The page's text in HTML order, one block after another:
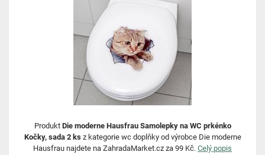
Produkt Die moderne Hausfrau Samolepky na WC prkénko
Kočky, sada 2 ksz kategorie wc doplňky od výrobce Die moderne
Hausfrau najdete na ZahradaMarket.cz za 99 Kč. Celý popis